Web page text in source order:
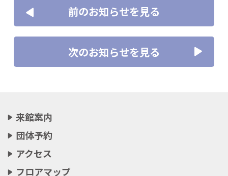
前のお知らせを見る
次のお知らせを見る
来館案内
団体予約
アクセス
フロアマップ